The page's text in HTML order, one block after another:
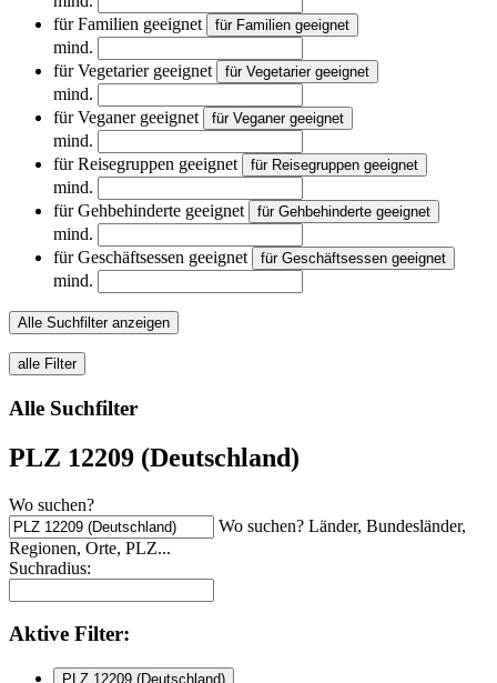
für Familien geeignet
für Familien geeignet
mind.
für Vegetarier geeignet
für Vegetarier geeignet
mind.
für Veganer geeignet
für Veganer geeignet
mind.
für Reisegruppen geeignet
für Reisegruppen geeignet
mind.
für Gehbehinderte geeignet
für Gehbehinderte geeignet
mind.
für Geschäftsessen geeignet
für Geschäftsessen geeignet
mind.
Alle Suchfilter anzeigen
alle Filter
Alle Suchfilter
PLZ 12209 (Deutschland)
Wo suchen?
Wo suchen? Länder, Bundesländer,
Regionen, Orte, PLZ...
Suchradius:
Aktive Filter:
PLZ 12209 (Deutschland)